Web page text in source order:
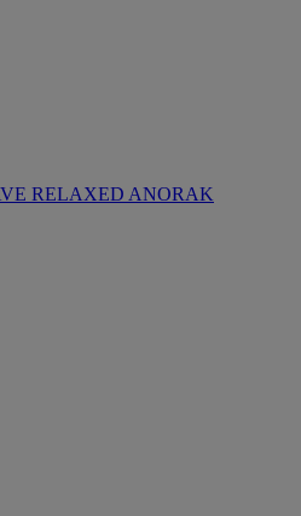
RELAXED ANORAK